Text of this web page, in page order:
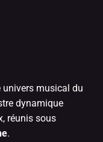
univers musical du
dynamique
réunis sous
.